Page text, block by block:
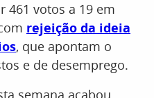
461 votos a 19 em
rejeição da ideia
, que apontam o
e de desemprego.
semana acabou